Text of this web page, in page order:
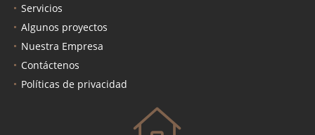
Servicios
Algunos proyectos
Nuestra Empresa
Contáctenos
Políticas de privacidad